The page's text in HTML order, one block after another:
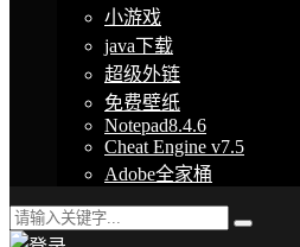
小游戏
java下载
超级外链
免费壁纸
Notepad8.4.6
Cheat Engine v7.5
Adobe全家桶